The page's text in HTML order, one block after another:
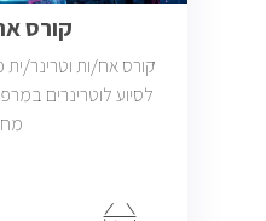
קורס
קורס אח/ות וטרינר/
לסיוע לוטרינרים